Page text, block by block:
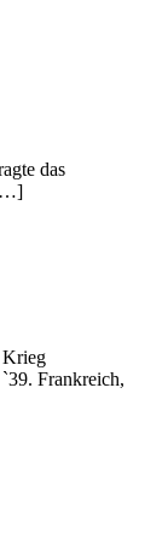
das
[…]
Krieg
Frankreich,